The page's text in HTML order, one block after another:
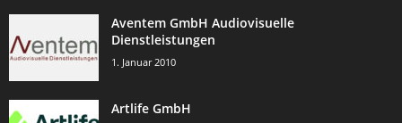
Aventem GmbH Audiovisuelle
Dienstleistungen
1. Januar 2010
Artlife GmbH